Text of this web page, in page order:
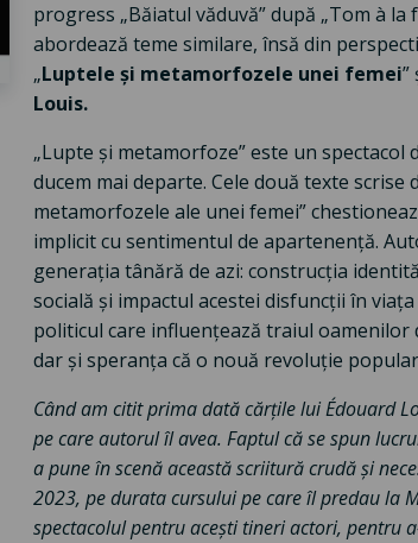
progress „Băiatul văduvă” după „Tom à
abordează teme similare, însă din
„Luptele și metamorfozele unei femei”
Louis.
„Lupte și metamorfoze” este un
ducem mai departe. Cele două texte scrise
metamorfozele ale unei femei”
implicit cu sentimentul de apartenență.
generația tânără de azi: construcția
socială și impactul acestei disfuncții în
politicul care influențează traiul
dar și speranța că o nouă revoluție
Când am citit prima dată cărțile luiÉdouard
pe care autorul îl avea. Faptul că se spun
a pune în scenă această scriitură crudă și
2023, pe durata cursului pe care îl predau la
spectacolul pentru acești tineri actori, pentru